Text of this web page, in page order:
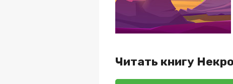
Читать книгу